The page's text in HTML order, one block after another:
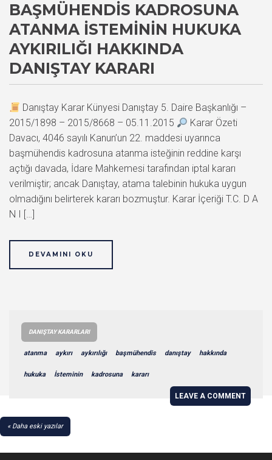
BAŞMÜHENDIS KADROSUNA
ATANMA İSTEMININ HUKUKA
AYKIRILIĞI HAKKINDA
DANIŞTAY KARARI
Danıştay Karar Künyesi Danıştay 5. Daire Başkanlığı –
2015/1898 – 2015/8668 – 05.11.2015
Karar Özeti
Davacı, 4046 sayılı Kanun’un 22. maddesi uyarınca
başmühendis kadrosuna atanma isteğinin reddine karşı
açtığı davada, İdare Mahkemesi tarafından iptal kararı
verilmiştir; ancak Danıştay, atama talebinin hukuka uygun
olmadığını belirterek kararı bozmuştur. Karar İçeriği T.C. D A
N I […]
DEVAMINI OKU
DANIŞTAY KARARLARI
atanma aykırı aykırılığı başmühendis danıştay hakkında
hukuka İsteminin kadrosuna kararı
LEAVE A COMMENT
YAZI
Daha eski yazılar